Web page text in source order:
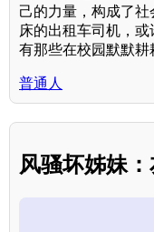
己的力量，构成了
床的出租车司机，
有那些在校园默默耕
普通人
风骚坏姊妹